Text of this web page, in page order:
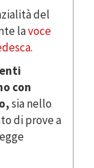
del
lavoce
con
sia nello
di prove a